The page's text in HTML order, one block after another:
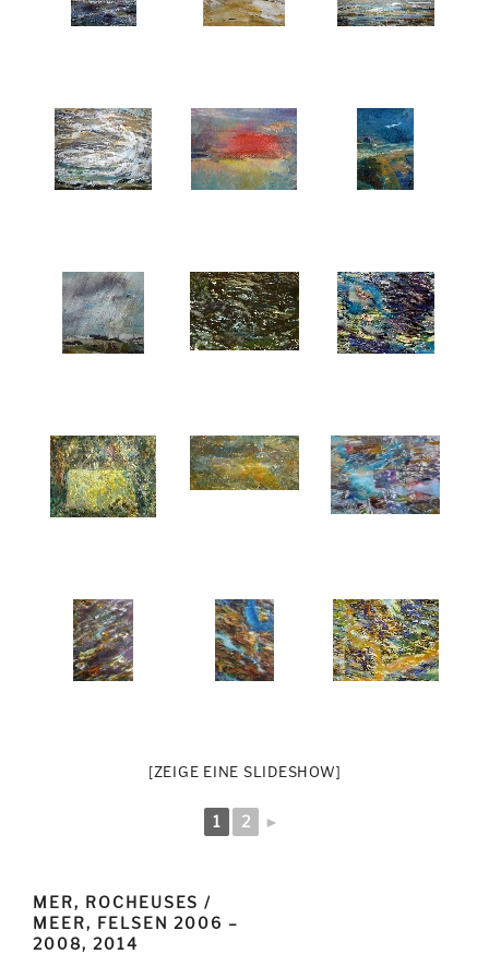
[ZEIGE EINE SLIDESHOW]
1 2 ►
MER, ROCHEUSES /
MEER, FELSEN 2006 –
2008, 2014